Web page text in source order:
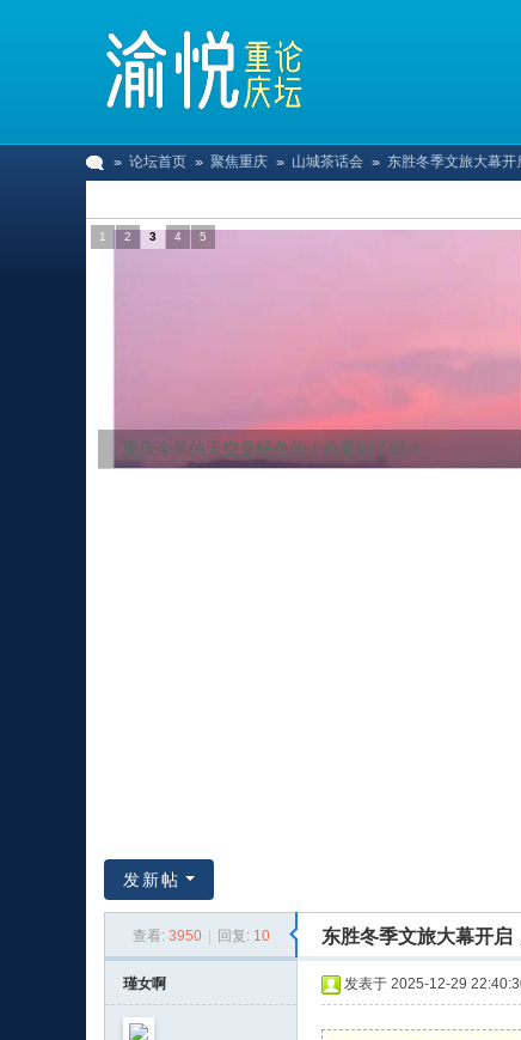
论坛首页 聚焦重庆 山城茶话会 东胜冬季文旅大幕
平均滑入时间8.39分钟！重庆江北国际机场地
1 2 3 4 5
发新帖
查看: 3950 回复: 10 东胜冬季文旅大幕开启
瑾女啊 发表于 2025-12-29